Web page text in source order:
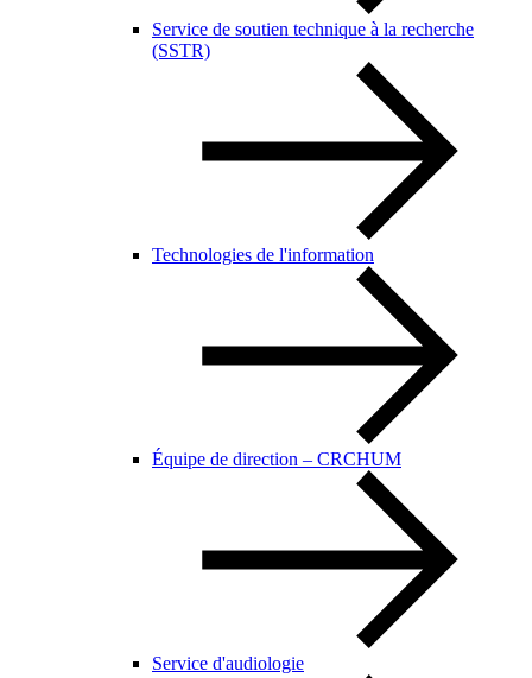
Service de soutien technique à la recherche
(SSTR)
Technologies de l'information
Équipe de direction – CRCHUM
Service d'audiologie